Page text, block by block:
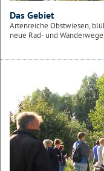
Das Gebiet
Artenreiche Obstwiesen,
neue Rad- und